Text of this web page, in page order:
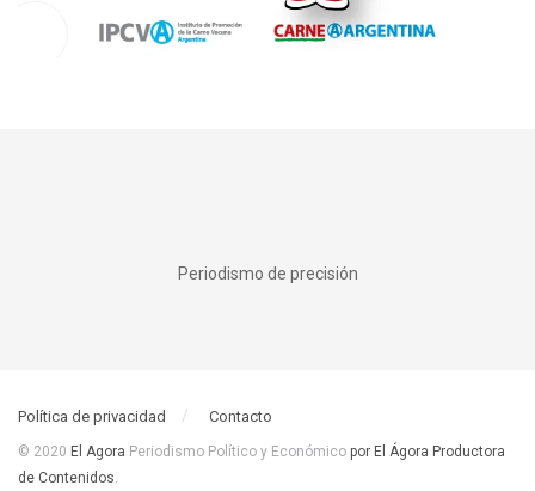
Periodismo de precisión
Política de privacidad Contacto
© 2020 El Agora Periodismo Político y Económico por El Ágora Productora
de Contenidos